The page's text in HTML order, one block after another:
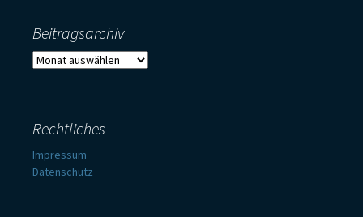
Beitragsarchiv
Beitragsarchiv
Rechtliches
Impressum
Datenschutz